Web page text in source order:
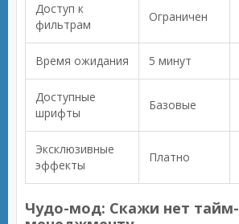
Доступ к
фильтрам
Ограничен
Время ожидания 5 минут
Доступные
шрифты
Базовые
Эксклюзивные
эффекты
Платно
Чудо-мод: Скажи нет тайм-